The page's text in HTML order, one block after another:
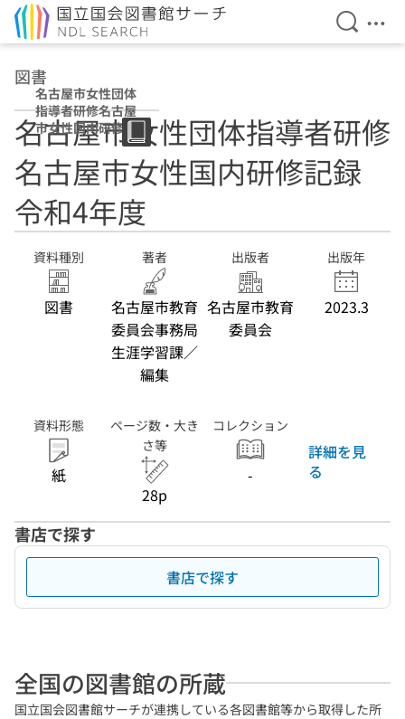
検索を
メ
図書
名古屋市女性団体
指導者研修名古屋
市女性国内研修記
録 令和4年度
名古屋市女性団体指導者研修
名古屋市女性国内研修記録
令和4年度
資料種別
図書
著者
名古屋市教育
委員会事務局
生涯学習課／
編集
出版者
名古屋市教育
委員会
出版年
2023.3
資料形態
紙
ページ数・大き
さ等
28p
コレクション
-
詳細を見
る
書店で探す
書店で探す
全国の図書館の所蔵
国立国会図書館サーチが連携している各図書館等から取得した所